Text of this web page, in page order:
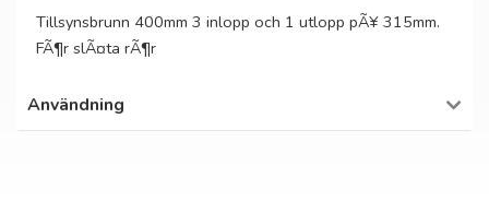
Tillsynsbrunn 400mm 3 inlopp och 1 utlopp pÃ¥ 315mm.
FÃ¶r slÃ¤ta rÃ¶r
Användning